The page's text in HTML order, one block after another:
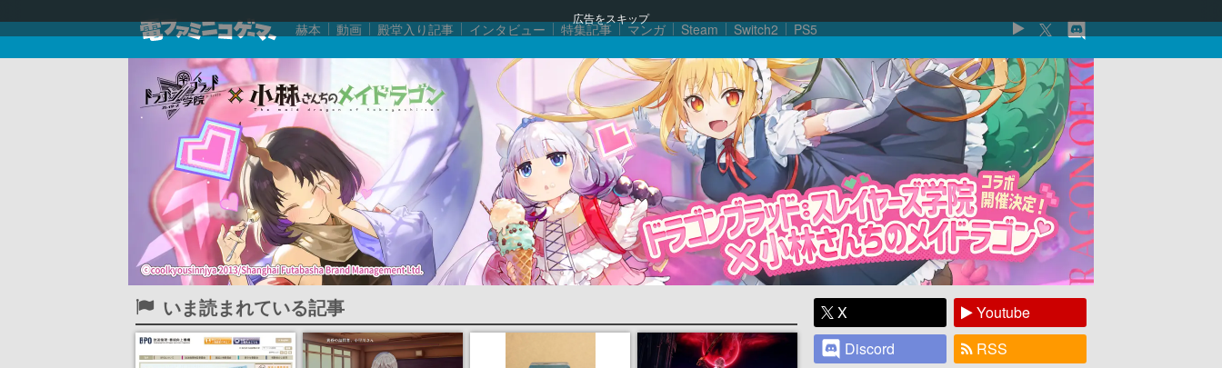
広告をスキップ
赫本 動画 殿堂入り記事 インタビュー 特集記事 マンガ Steam Switch2 PS5
いま読まれている記事 X
Youtube
Discord
RSS